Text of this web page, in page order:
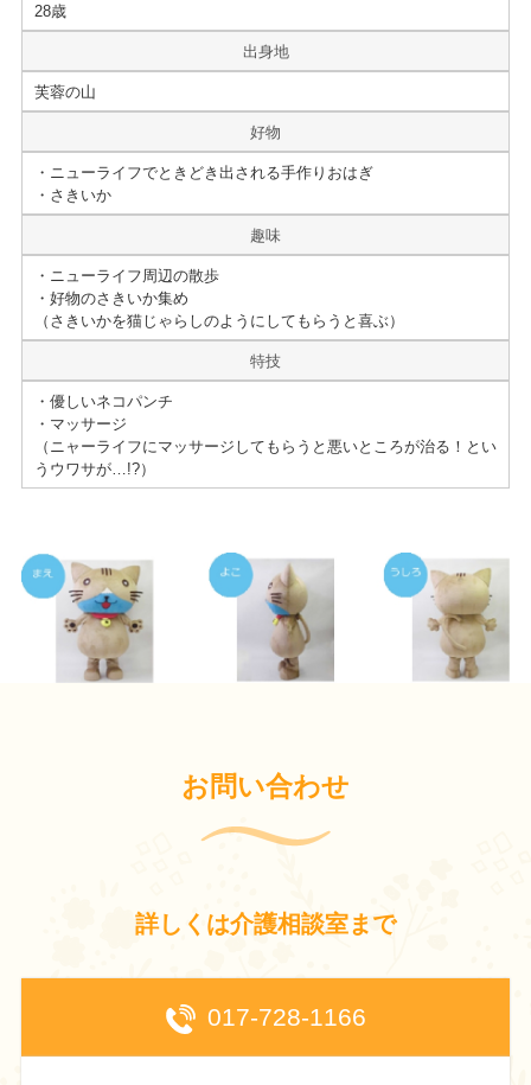
28歳
出身地
芙蓉の山
好物
・ニューライフでときどき出される手作りおはぎ
・さきいか
趣味
・ニューライフ周辺の散歩
・好物のさきいか集め
（さきいかを猫じゃらしのようにしてもらうと喜ぶ）
特技
・優しいネコパンチ
・マッサージ
（ニャーライフにマッサージしてもらうと悪いところが治る！とい
うウワサが…!?）
お問い合わせ
詳しくは介護相談室まで
017-728-1166